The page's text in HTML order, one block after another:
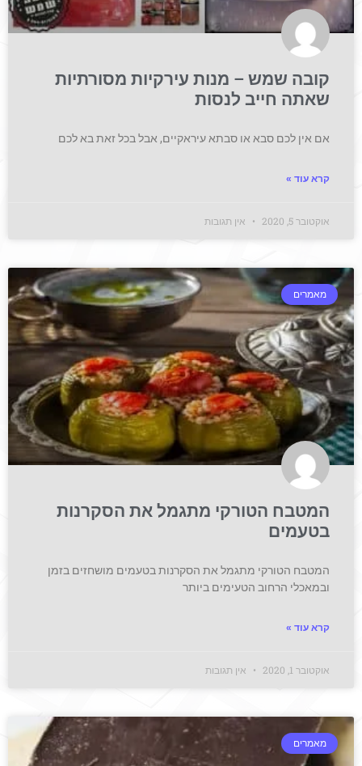
קובה שמש – מנות עירקיות מסורתיות
שאתה חייב לנסות
אם אין לכם סבא או סבתא עיראקיים, אבל בכל זאת בא לכם
קרא עוד »
אוקטובר 5, 2020 אין תגובות
מאמרים
המטבח הטורקי מתגמל את הסקרנות
בטעמים
המטבח הטורקי מתגמל את הסקרנות בטעמים מושחזים בזמן
ובמאכלי הרחוב הטעימים ביותר
קרא עוד »
אוקטובר 1, 2020 אין תגובות
מאמרים